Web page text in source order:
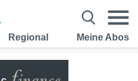
Regional Meine Abos